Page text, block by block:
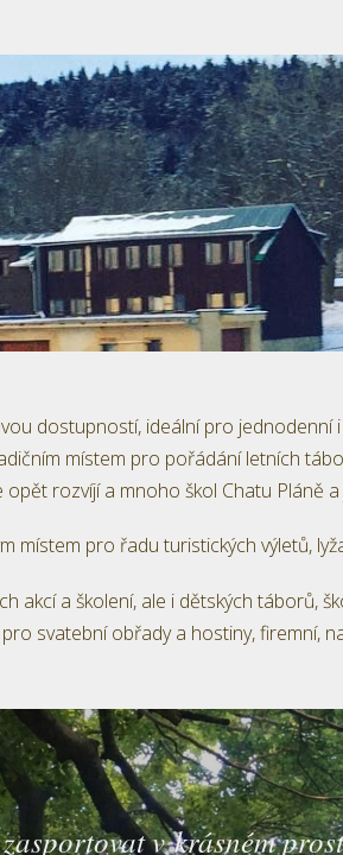
dostupností, ideální pro jednodenní
místem pro pořádání letních
rozvíjí a mnoho škol Chatu Pláně
místem pro řadu turistických výletů,
akcí a školení, ale i dětských táborů,
svatební obřady a hostiny, firemní,
v krásném